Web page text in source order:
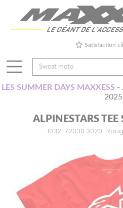
Satisfaction
LES SUMMER DAYS MAXXESS -
2025
ALPINESTARS TEE
1032-72030 3020